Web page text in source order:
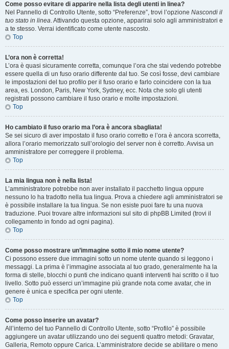
Come posso evitare di apparire nella lista degli utenti in linea?
Nel Pannello di Controllo Utente, sotto “Preferenze”, trovi l’opzione Nascondi il
tuo stato in linea. Attivando questa opzione, apparirai solo agli amministratori e
a te stesso. Verrai identificato come utente nascosto.
Top
L’ora non è corretta!
L’ora è quasi sicuramente corretta, comunque l’ora che stai vedendo potrebbe
essere quella di un fuso orario differente dal tuo. Se così fosse, devi cambiare
le impostazioni del tuo profilo per il fuso orario e farlo coincidere con la tua
area, es. London, Paris, New York, Sydney, ecc. Nota che solo gli utenti
registrati possono cambiare il fuso orario e molte impostazioni.
Top
Ho cambiato il fuso orario ma l’ora è ancora sbagliata!
Se sei sicuro di aver impostato il fuso orario corretto e l’ora è ancora scorretta,
allora l’orario memorizzato sull’orologio del server non è corretto. Avvisa un
amministratore per correggere il problema.
Top
La mia lingua non è nella lista!
L’amministratore potrebbe non aver installato il pacchetto lingua oppure
nessuno lo ha tradotto nella tua lingua. Prova a chiedere agli amministratori se
è possibile installare la tua lingua. Se non esiste puoi fare tu una nuova
traduzione. Puoi trovare altre informazioni sul sito di phpBB Limited (trovi il
collegamento in fondo ad ogni pagina).
Top
Come posso mostrare un’immagine sotto il mio nome utente?
Ci possono essere due immagini sotto un nome utente quando si leggono i
messaggi. La prima è l’immagine associata al tuo grado, generalmente ha la
forma di stelle, blocchi o punti che indicano quanti interventi hai scritto o il tuo
livello. Sotto può esserci un’immagine più grande nota come avatar, che in
genere è unica e specifica per ogni utente.
Top
Come posso inserire un avatar?
All’interno del tuo Pannello di Controllo Utente, sotto “Profilo” è possibile
aggiungere un avatar utilizzando uno dei seguenti quattro metodi: Gravatar,
Galleria, Remoto oppure Carica. L’amministratore decide se abilitare o meno